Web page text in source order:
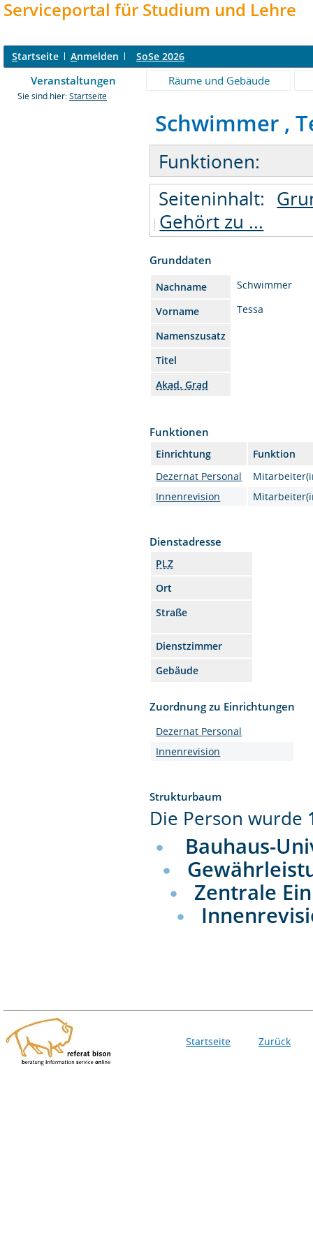
Serviceportal für Studium und Lehre
Startseite Anmelden SoSe 2026
Veranstaltungen Räume und Gebäude
Sie sind hier: Startseite
Schwimmer ,
Funktionen:
Seiteninhalt:
Gehört zu ...
Grunddaten
Nachname
Schwimmer
Vorname
Tessa
Namenszusatz
Titel
Akad. Grad
Funktionen
Einrichtung
Funktion
Dezernat Personal
Innenrevision
Dienstadresse
PLZ
Ort
Straße
Dienstzimmer
Gebäude
Zuordnung zu Einrichtungen
Dezernat Personal
Innenrevision
Strukturbaum
Die Person wurde
Bauhaus-
Zentrale
Startseite Zurück